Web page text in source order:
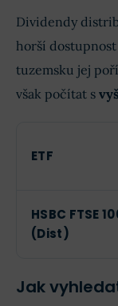
Dividendy
horší
tuzemsku jej
však počítat s
ETF
HSBC FTSE
(Dist)
Jak